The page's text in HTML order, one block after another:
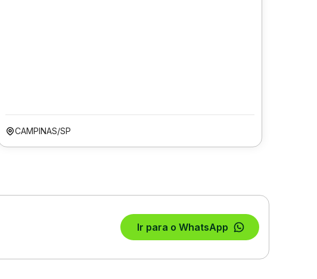
CAMPINAS/SP
Ir para o WhatsApp